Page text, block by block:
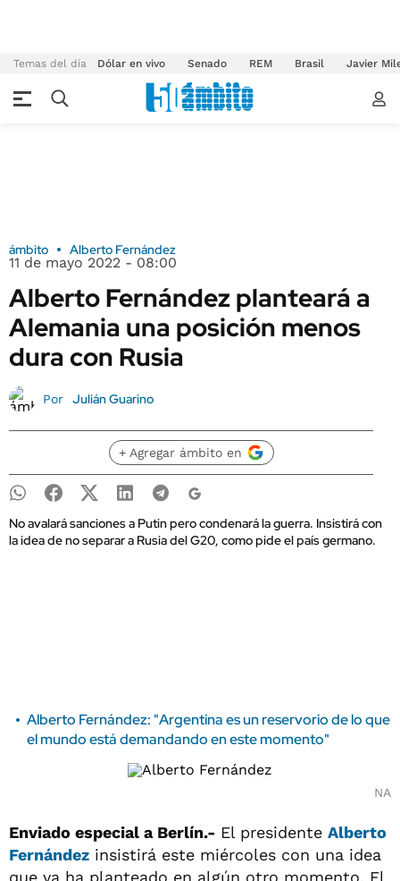
Temas del día Dólar en vivo Senado REM Brasil Javier
ámbito Alberto Fernández
11 de mayo 2022 - 08:00
Alberto Fernández planteará a
Alemania una posición menos
dura con Rusia
Por Julián Guarino
+ Agregar ámbito en
No avalará sanciones a Putin pero condenará la guerra. Insistirá con
la idea de no separar a Rusia del G20, como pide el país germano.
Alberto Fernández: "Argentina es un reservorio de lo que
el mundo está demandando en este momento"
NA
Enviado especial a Berlín.- El presidente Alberto
Fernández insistirá este miércoles con una idea
que ya ha planteado en algún otro momento. El